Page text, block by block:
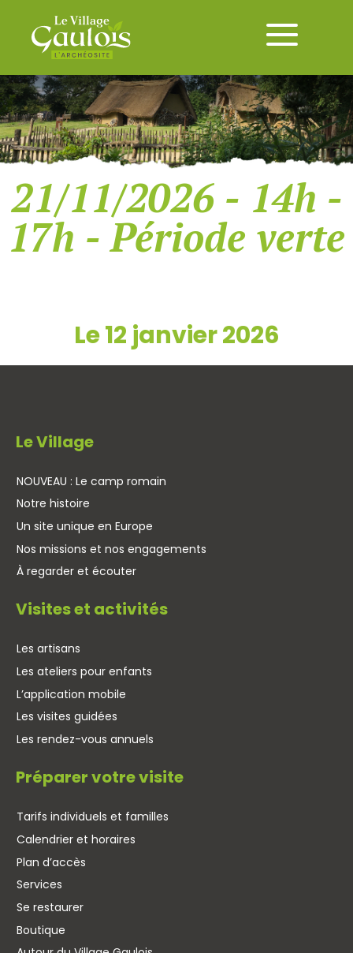
21/11/2026 - 14h -
17h - Période verte
Le 12 janvier 2026
Le Village
NOUVEAU : Le camp romain
Notre histoire
Un site unique en Europe
Nos missions et nos engagements
À regarder et écouter
Visites et activités
Les artisans
Les ateliers pour enfants
L’application mobile
Les visites guidées
Les rendez-vous annuels
Préparer votre visite
Tarifs individuels et familles
Calendrier et horaires
Plan d’accès
Services
Se restaurer
Boutique